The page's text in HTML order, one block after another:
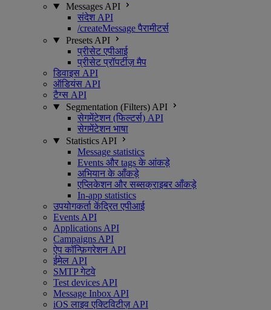
Messages API
संदेश API
/createMessage पैरामीटर्स
Presets API
प्रीसेट एपीआई
प्रीसेट प्रॉपर्टीज़ मैप
डिवाइस API
ऑडियंस API
टैग्स API
Segmentation (Filters) API
सेगमेंटेशन (फिल्टर्स) API
सेगमेंटेशन भाषा
Statistics API
Message statistics
Events और tags के आंकड़े
अभियान के आँकड़े
एप्लिकेशन और सब्सक्राइबर आँकड़े
In-app statistics
उपयोगकर्ता केंद्रित एपीआई
Events API
Applications API
Campaigns API
ऐप कॉन्फ़िगरेशन API
ईमेल API
SMTP गेटवे
Test devices API
Message Inbox API
iOS लाइव एक्टिविटीज़ API